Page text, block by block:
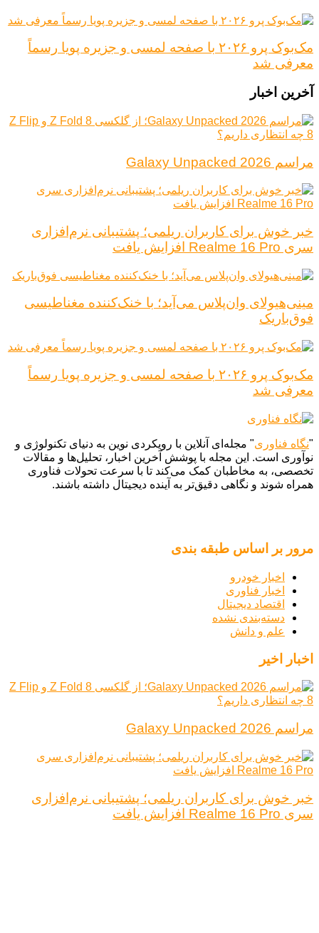
مک‌بوک پرو ۲۰۲۶ با صفحه لمسی و جزیره پویا رسماً
معرفی شد
آخرین اخبار
مراسم Galaxy Unpacked 2026
خبر خوش برای کاربران ریلمی؛ پشتیبانی نرم‌افزاری
سری Realme 16 Pro افزایش یافت
مینی‌هیولای وان‌پلاس می‌آید؛ با خنک‌کننده مغناطیسی
فوق‌باریک
مک‌بوک پرو ۲۰۲۶ با صفحه لمسی و جزیره پویا رسماً
معرفی شد
"نگاه فناوری" مجله‌ای آنلاین با رویکردی نوین به دنیای تکنولوژی و
نوآوری است. این مجله با پوشش آخرین اخبار، تحلیل‌ها و مقالات
تخصصی، به مخاطبان کمک می‌کند تا با سرعت تحولات فناوری
همراه شوند و نگاهی دقیق‌تر به آینده دیجیتال داشته باشند.
مرور بر اساس طبقه بندی
اخبار خودرو
اخبار فناوری
اقتصاد دیجیتال
دسته‌بندی نشده
علم و دانش
اخبار اخیر
مراسم Galaxy Unpacked 2026
خبر خوش برای کاربران ریلمی؛ پشتیبانی نرم‌افزاری
سری Realme 16 Pro افزایش یافت